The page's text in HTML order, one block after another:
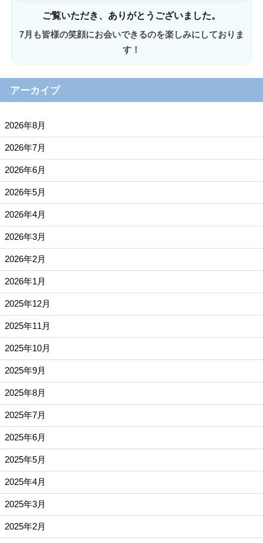
ご覧いただき、ありがとうございました。
7月も皆様の笑顔にお会いできるのを楽しみにしておりま
す！
アーカイブ
2026年8月
2026年7月
2026年6月
2026年5月
2026年4月
2026年3月
2026年2月
2026年1月
2025年12月
2025年11月
2025年10月
2025年9月
2025年8月
2025年7月
2025年6月
2025年5月
2025年4月
2025年3月
2025年2月